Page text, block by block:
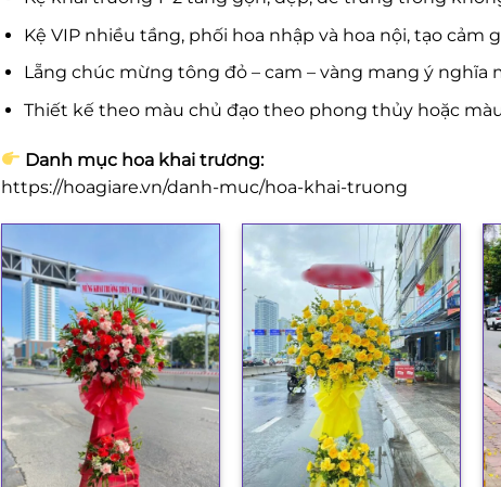
Kệ VIP nhiều tầng, phối hoa nhập và hoa nội, tạo cảm
Lẵng chúc mừng tông đỏ – cam – vàng mang ý nghĩa
Thiết kế theo màu chủ đạo theo phong thủy hoặc
Danh mục hoa khai trương:
https://hoagiare.vn/danh-muc/hoa-khai-truong